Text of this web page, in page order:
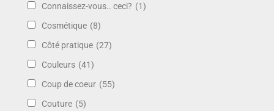
Connaissez-vous.. ceci? (1)
Cosmétique (8)
Côté pratique (27)
Couleurs (41)
Coup de coeur (55)
Couture (5)